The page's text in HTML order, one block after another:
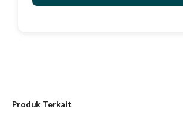
Produk Terkait